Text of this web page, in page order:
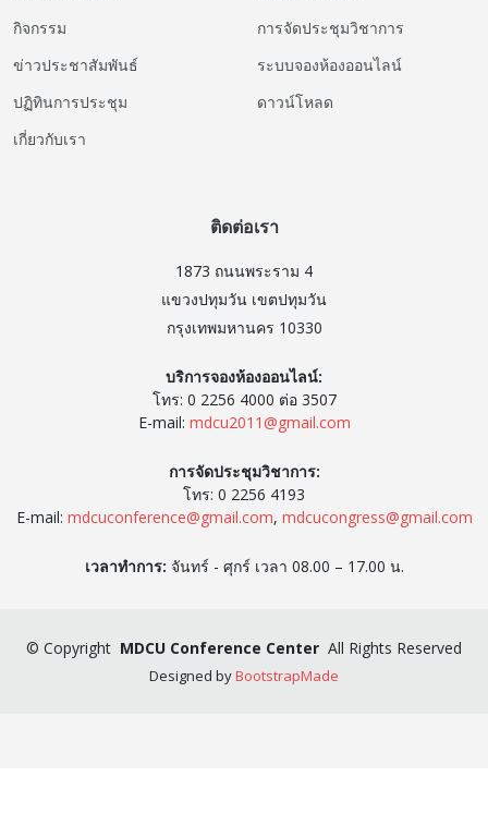
กิจกรรม
ข่าวประชาสัมพันธ์
ปฏิทินการประชุม
เกี่ยวกับเรา
การจัดประชุมวิชาการ
ระบบจองห้องออนไลน์
ดาวน์โหลด
ติดต่อเรา
1873 ถนนพระราม 4
แขวงปทุมวัน เขตปทุมวัน
กรุงเทพมหานคร 10330
บริการจองห้องออนไลน์:
โทร: 0 2256 4000 ต่อ 3507
E-mail: mdcu2011@gmail.com
การจัดประชุมวิชาการ:
โทร: 0 2256 4193
E-mail: mdcuconference@gmail.com, mdcucongress@gmail.com
เวลาทำการ: จันทร์ - ศุกร์ เวลา 08.00 – 17.00 น.
© Copyright MDCU Conference Center All Rights Reserved
Designed byBootstrapMade